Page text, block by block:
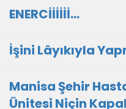
ENERCİİİİİİ...
İşini Lâyıkıyla
Manisa Şehir
Ünitesi Niçin